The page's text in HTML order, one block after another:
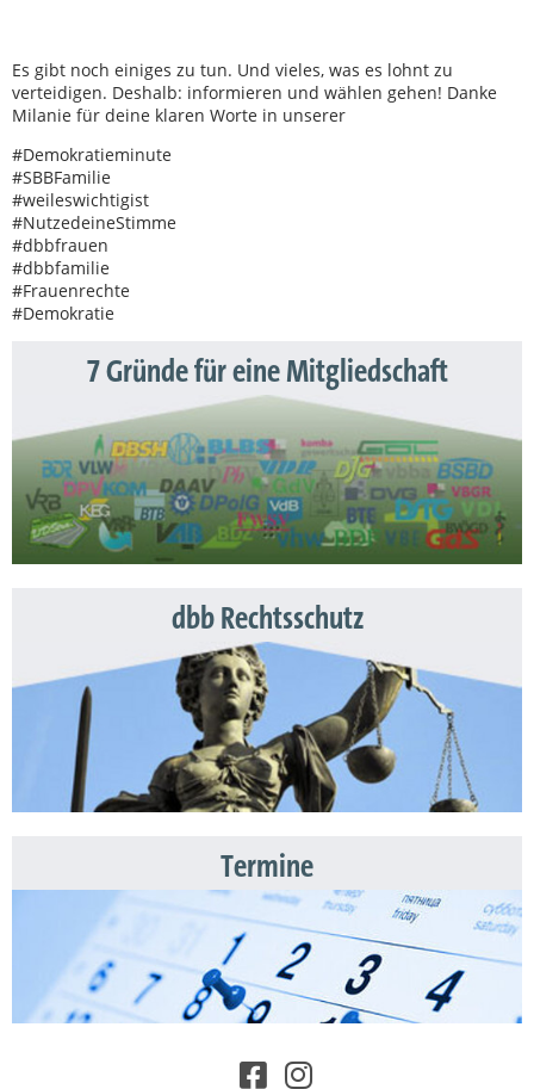
Es gibt noch einiges zu tun. Und vieles, was es lohnt zu
verteidigen. Deshalb: informieren und wählen gehen! Danke
Milanie für deine klaren Worte in unserer
#Demokratieminute
#SBBFamilie
#weileswichtigist
#NutzedeineStimme
#dbbfrauen
#dbbfamilie
#Frauenrechte
#Demokratie
7 Gründe für eine Mitgliedschaft
dbb Rechtsschutz
Termine